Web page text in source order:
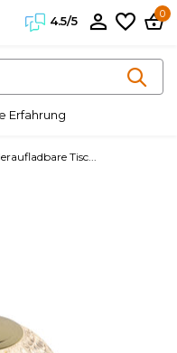
4.5/5
0
Erfahrung
Tisc...